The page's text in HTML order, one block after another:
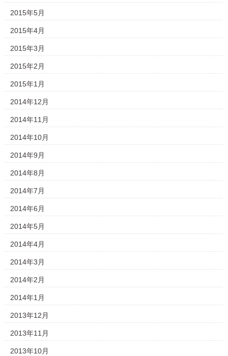
2015年5月
2015年4月
2015年3月
2015年2月
2015年1月
2014年12月
2014年11月
2014年10月
2014年9月
2014年8月
2014年7月
2014年6月
2014年5月
2014年4月
2014年3月
2014年2月
2014年1月
2013年12月
2013年11月
2013年10月